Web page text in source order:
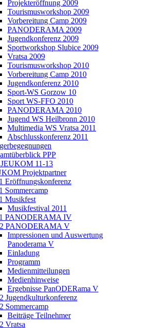
Projekteröffnung 2009
Tourismusworkshop 2009
Vorbereitung Camp 2009
PANODERAMA 2009
Jugendkonferenz 2009
Sportworkshop Slubice 2009
Vratsa 2009
Tourismusworkshop 2010
Vorbereitung Camp 2010
Jugendkonferenz 2010
Sport-WS Gorzow 10
Sport WS-FFO 2010
PANODERAMA 2010
Jugend WS Heilbronn 2010
Multimedia WS Vratsa 2011
Abschlusskonferenz 2011
PPP
11-13
Projektpartner
Eröffnungskonferenz
Sommercamp
Musikfest
Musikfestival 2011
PANODERAMA IV
PANODERAMA V
Impressionen und Auswertung
Panoderama V
Einladung
Programm
Medienmitteilungen
Medienhinweise
Ergebnisse PanODERama V
Jugendkulturkonferenz
Sommercamp
Beiträge Teilnehmer
Vratsa